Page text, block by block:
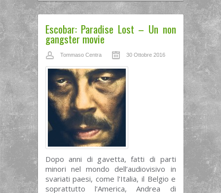
Escobar: Paradise Lost – Un non
gangster movie
Tommaso Centra 30 Ottobre 2016
Dopo anni di gavetta, fatti di parti
minori nel mondo dell’audiovisivo in
svariati paesi, come l’Italia, il Belgio e
soprattutto l’America, Andrea di